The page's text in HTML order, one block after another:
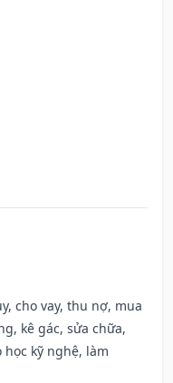
cho vay, thu nợ, mua
kê gác, sửa chữa,
kỹ nghệ, làm